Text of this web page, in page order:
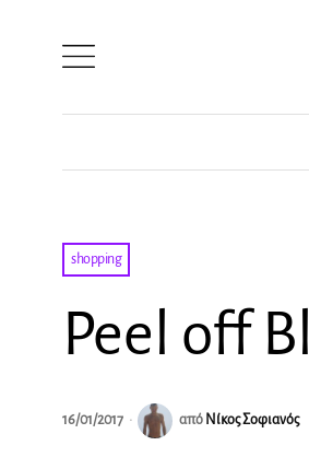
shopping
Peel off
16/01/2017 από Νίκος Σοφιανός